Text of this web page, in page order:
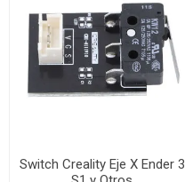
Switch Creality Eje X Ender 3